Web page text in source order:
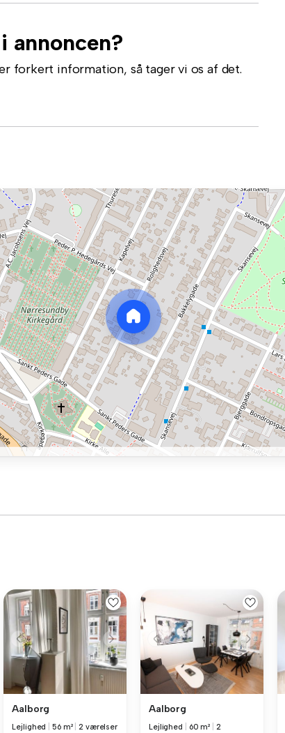
annoncen?
forkert information, så tager vi os af det.
Aalborg
Lejlighed 56 m² |2 værelser
Aalborg
Lejlighed 60 m²
2